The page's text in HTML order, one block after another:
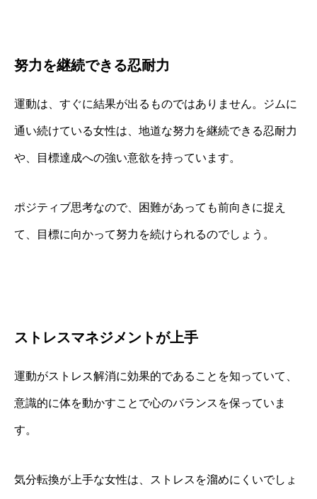
努力を継続できる忍耐力
運動は、すぐに結果が出るものではありません。ジムに
通い続けている女性は、地道な努力を継続できる忍耐力
や、目標達成への強い意欲を持っています。
ポジティブ思考なので、困難があっても前向きに捉え
て、目標に向かって努力を続けられるのでしょう。
ストレスマネジメントが上手
運動がストレス解消に効果的であることを知っていて、
意識的に体を動かすことで心のバランスを保っていま
す。
気分転換が上手な女性は、ストレスを溜めにくいでしょ